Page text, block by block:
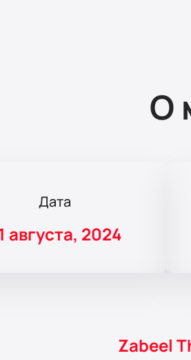
О
Дата
августа, 2024
Zabeel